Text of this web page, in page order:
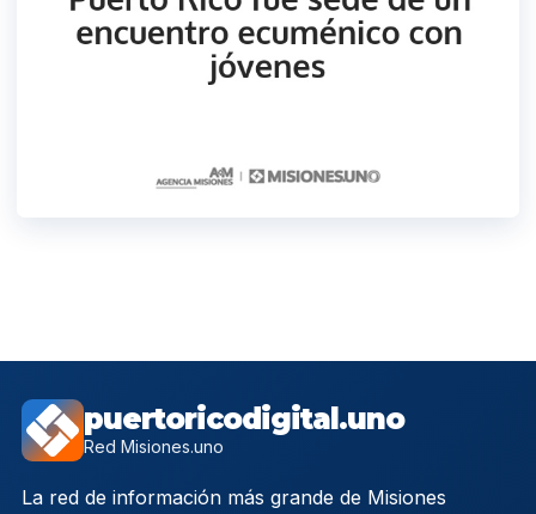
puertoricodigital.uno
Red Misiones.uno
La red de información más grande de Misiones